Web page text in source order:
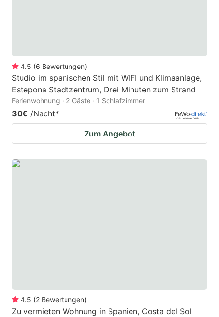
4.5 (6 Bewertungen)
Studio im spanischen Stil mit WIFI und Klimaanlage,
Estepona Stadtzentrum, Drei Minuten zum Strand
Ferienwohnung · 2 Gäste · 1 Schlafzimmer
30€ /Nacht*
Zum Angebot
4.5 (2 Bewertungen)
Zu vermieten Wohnung in Spanien, Costa del Sol